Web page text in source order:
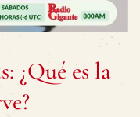
¿Qué es la